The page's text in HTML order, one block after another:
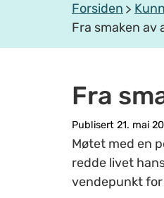
Forsiden
Fra smaken
Fra
Publisert 21. mai
Møtet med en
redde livet
vendepunkt for